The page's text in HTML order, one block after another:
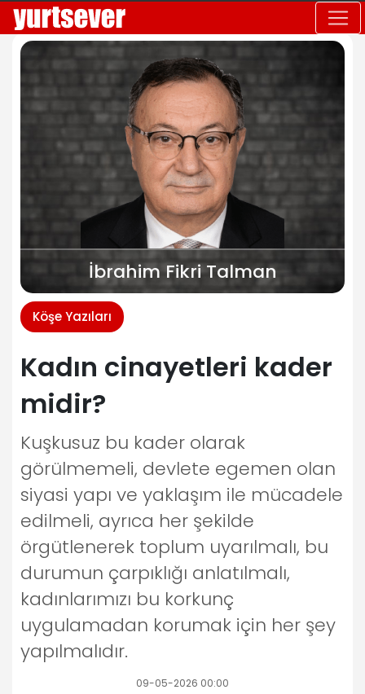
İbrahim Fikri Talman
Köşe Yazıları
Kadın cinayetleri kader
midir?
Kuşkusuz bu kader olarak
görülmemeli, devlete egemen olan
siyasi yapı ve yaklaşım ile mücadele
edilmeli, ayrıca her şekilde
örgütlenerek toplum uyarılmalı, bu
durumun çarpıklığı anlatılmalı,
kadınlarımızı bu korkunç
uygulamadan korumak için her şey
yapılmalıdır.
09-05-2026 00:00